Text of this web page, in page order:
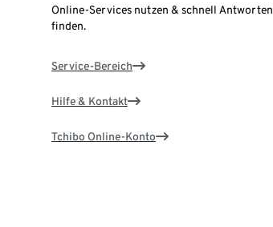
Online-Services nutzen & schnell Antworten
finden.
Service-Bereich
Hilfe & Kontakt
Tchibo Online-Konto